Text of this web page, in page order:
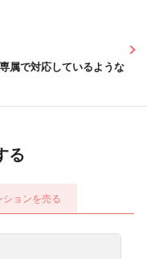
属で対応しているような
る
ションを売る